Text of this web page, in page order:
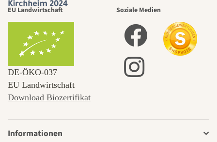
EU Landwirtschaft
DE‑ÖKO‑037
EU Landwirtschaft
Download Biozertifikat
Soziale Medien
Informationen